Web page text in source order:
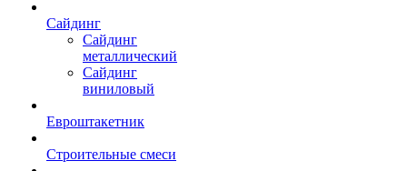
Сайдинг
Сайдинг
металлический
Сайдинг
виниловый
Евроштакетник
Строительные смеси